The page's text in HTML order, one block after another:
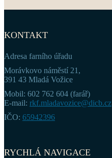
KONTAKT
Adresa farního úřadu
Morávkovo náměstí 21,
391 43 Mladá Vožice
Mobil: 602 762 604 (farář)
E-mail: rkf.mladavozice@dicb.cz
IČO: 65942396
RYCHLÁ NAVIGACE